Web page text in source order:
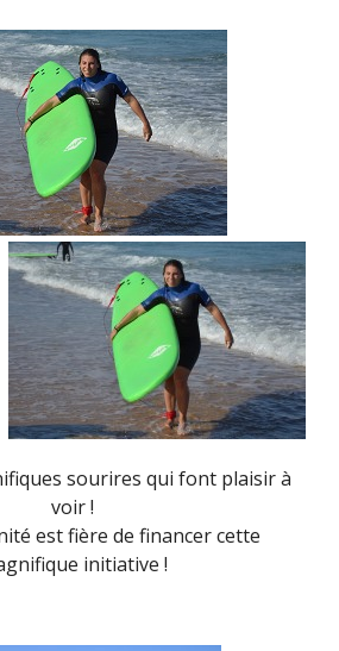
sourires qui font plaisir à
voir !
est fière de financer cette
initiative !